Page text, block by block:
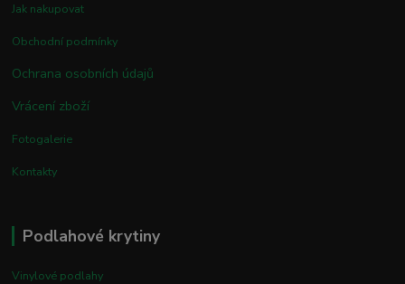
Jak nakupovat
Obchodní podmínky
Ochrana osobních údajů
Vrácení zboží
Fotogalerie
Kontakty
Podlahové krytiny
Vinylové podlahy